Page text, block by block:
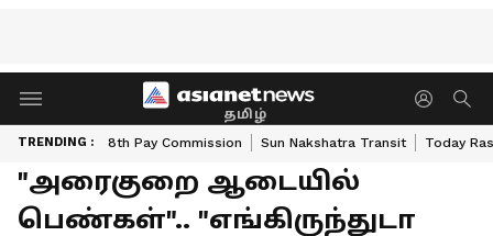
தமிழ்
TRENDING : 8th Pay Commission Sun Nakshatra Transit Today
"அரைகுறை ஆடையில்
பெண்கள்".. "எங்கிருந்துடா